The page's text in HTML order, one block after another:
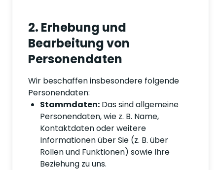
2. Erhebung und
Bearbeitung von
Personendaten
Wir beschaffen insbesondere folgende
Personendaten:
Stammdaten: Das sind allgemeine
Personendaten, wie z. B. Name,
Kontaktdaten oder weitere
Informationen über Sie (z. B. über
Rollen und Funktionen) sowie Ihre
Beziehung zu uns.